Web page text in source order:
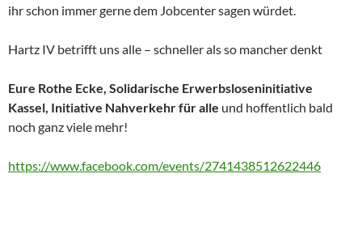
ihr schon immer gerne dem Jobcenter sagen würdet.
Hartz IV betrifft uns alle – schneller als so mancher denkt
Eure Rothe Ecke, Solidarische Erwerbsloseninitiative
Kassel, Initiative Nahverkehr für alle und hoffentlich bald
noch ganz viele mehr!
https://www.facebook.com/events/2741438512622446